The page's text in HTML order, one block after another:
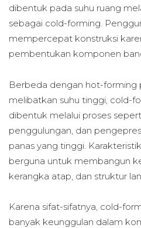
dibentuk pada suhu ruang
sebagai cold-forming.
mempercepat konstruksi
pembentukan komponen
Berbeda dengan hot-forming
melibatkan suhu tinggi, cold-
dibentuk melalui proses
penggulungan, dan
panas yang tinggi.
berguna untuk membangun
kerangka atap, dan struktur
Karena sifat-sifatnya, cold-
banyak keunggulan dalam